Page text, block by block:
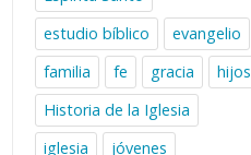
estudio bíblico
evangelio
familia
fe gracia
hijos
Historia de la Iglesia
iglesia
jóvenes